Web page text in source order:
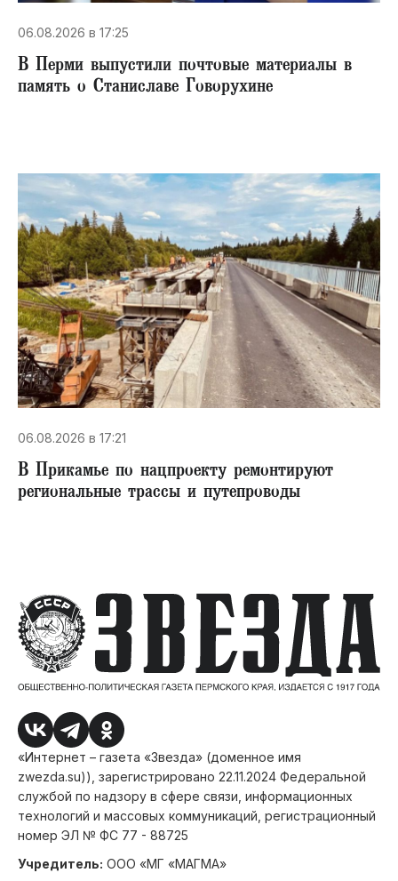
06.08.2026 в 17:25
В Перми выпустили почтовые материалы в
память о Станиславе Говорухине
06.08.2026 в 17:21
В Прикамье по нацпроекту ремонтируют
региональные трассы и путепроводы
«Интернет – газета «Звезда» (доменное имя
zwezda.su)), зарегистрировано 22.11.2024 Федеральной
службой по надзору в сфере связи, информационных
технологий и массовых коммуникаций, регистрационный
номер ЭЛ № ФС 77 - 88725
Учредитель: ООО «МГ «МАГМА»